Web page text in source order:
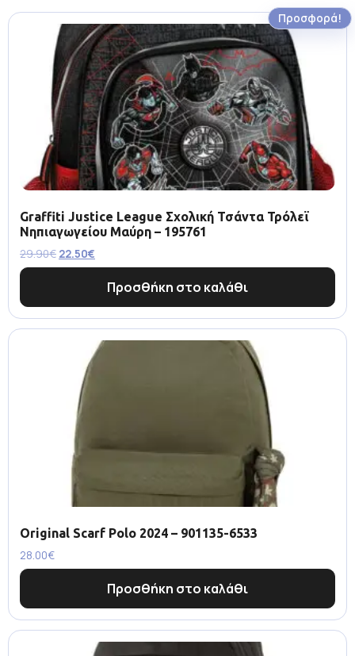
Προσφορά!
Graffiti Justice League Σχολική Τσάντα Τρόλεϊ
Νηπιαγωγείου Μαύρη – 195761
29.90€ 22.50€
Προσθήκη στο καλάθι
Original Scarf Polo 2024 – 901135-6533
28.00€
Προσθήκη στο καλάθι